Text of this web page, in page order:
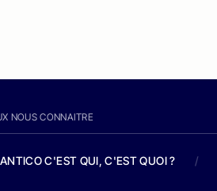
NOUS CONNAITRE
C'EST QUI, C'EST QUOI ? /